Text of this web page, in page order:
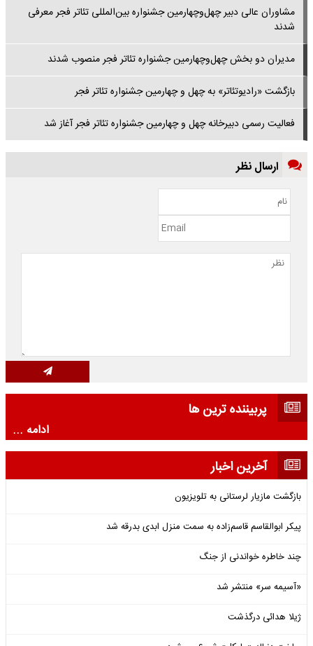
مشاوران عالی دبیر چهل‌وچهارمین جشنواره بین‌المللی تئاتر فجر معرفی
شدند
مدیران دو بخش چهل‌وچهارمین جشنواره تئاتر فجر منصوب شدند
بازگشت «رادیوتئاتر» به چهل و چهارمین جشنواره تئاتر فجر
فعالیت رسمی دبیرخانه چهل‌ و چهارمین جشنواره تئاتر فجر آغاز شد
ارسال نظر
پربیننده ترین ها
ادامه ...
آخرین اخبار
بازگشت مازیار لرستانی به تلویزیون
پیکر ابوالقاسم قاسم‌زاده به سمت منزل ابدی بدرقه شد
چند خاطره خواندنی از جنگ
«آسیمه سر» منتشر شد
ژیلا هدائی درگذشت